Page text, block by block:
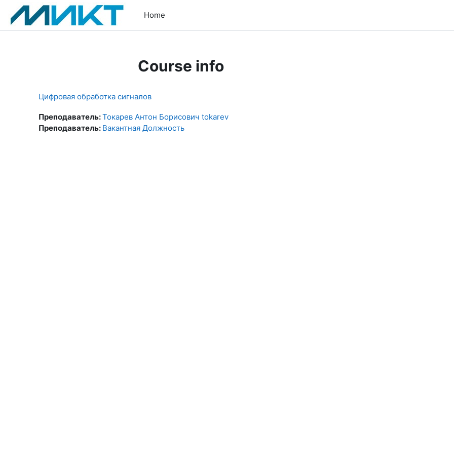
Skip to main content
Home
Course info
Цифровая обработка сигналов
Преподаватель:Токарев Антон Борисович tokarev
Преподаватель: Вакантная Должность